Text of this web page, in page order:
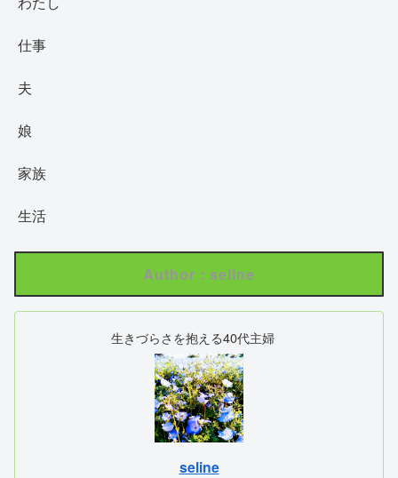
仕事
夫
娘
家族
生活
Author : seline
生きづらさを抱える40代主婦
seline